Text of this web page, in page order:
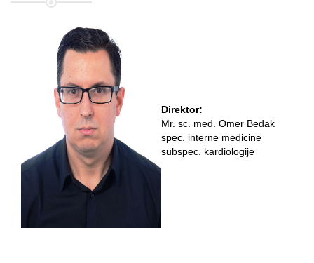
Direktor:
Mr. sc. med. Omer Bedak
spec. interne medicine
subspec. kardiologije